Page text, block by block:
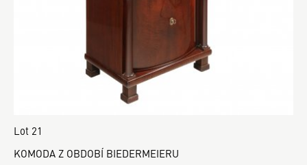
Lot 21
KOMODA Z OBDOBÍ BIEDERMEIERU